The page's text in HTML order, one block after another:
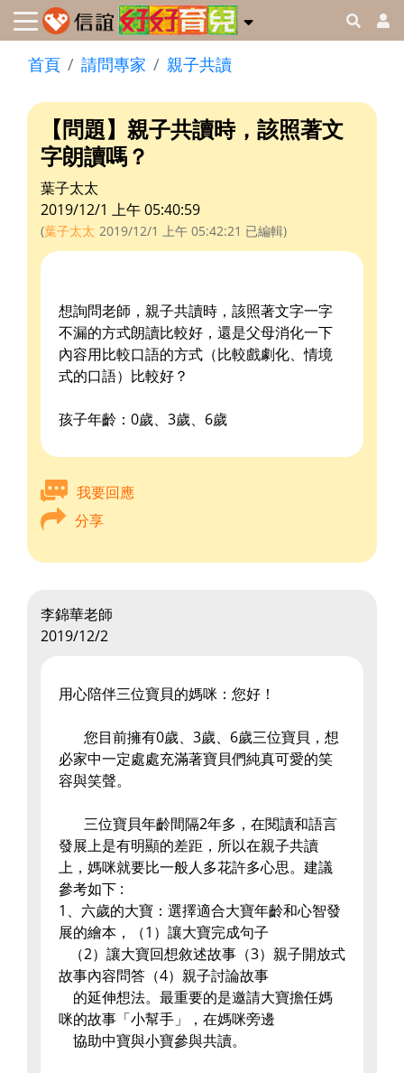
首頁 請問專家 親子共讀
【問題】親子共讀時，該照著文
字朗讀嗎？
葉子太太
2019/12/1 上午 05:40:59
(葉子太太 2019/12/1 上午 05:42:21 已編輯)
想詢問老師，親子共讀時，該照著文字一字
不漏的方式朗讀比較好，還是父母消化一下
內容用比較口語的方式（比較戲劇化、情境
式的口語）比較好？
孩子年齡：0歲、3歲、6歲
我要回應
分享
李錦華老師
2019/12/2
用心陪伴三位寶貝的媽咪：您好！
您目前擁有0歲、3歲、6歲三位寶貝，想
必家中一定處處充滿著寶貝們純真可愛的笑
容與笑聲。
三位寶貝年齡間隔2年多，在閱讀和語言
發展上是有明顯的差距，所以在親子共讀
上，媽咪就要比一般人多花許多心思。建議
參考如下 :
1、六歲的大寶：選擇適合大寶年齡和心智發
展的繪本，（1）讓大寶完成句子
（2）讓大寶回想敘述故事（3）親子開放式
故事內容問答（4）親子討論故事
的延伸想法。最重要的是邀請大寶擔任媽
咪的故事「小幫手」，在媽咪旁邊
協助中寶與小寶參與共讀。